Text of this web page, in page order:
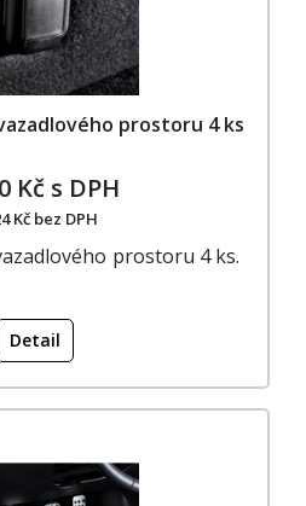
prostoru 4 ks
Kč s DPH
Kč bez DPH
prostoru 4 ks.
Detail